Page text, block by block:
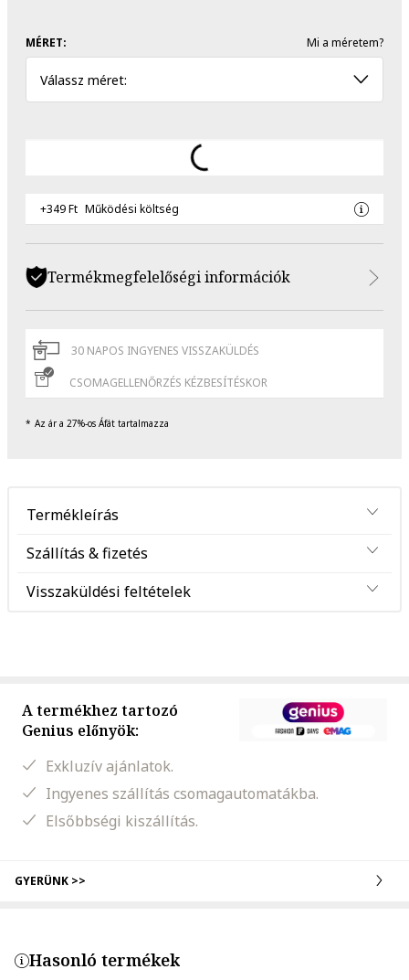
MÉRET: Mi a méretem?
Válassz méret:
+349 Ft Működési költség
Termékmegfelelőségi információk
30 NAPOS INGYENES VISSZAKÜLDÉS
CSOMAGELLENŐRZÉS KÉZBESÍTÉSKOR
Az ár a 27%-os Áfát tartalmazza
Termékleírás
Szállítás & fizetés
Visszaküldési feltételek
A termékhez tartozó
Genius előnyök:
Exkluzív ajánlatok.
Ingyenes szállítás csomagautomatákba.
Elsőbbségi kiszállítás.
GYERÜNK >>
Hasonló termékek